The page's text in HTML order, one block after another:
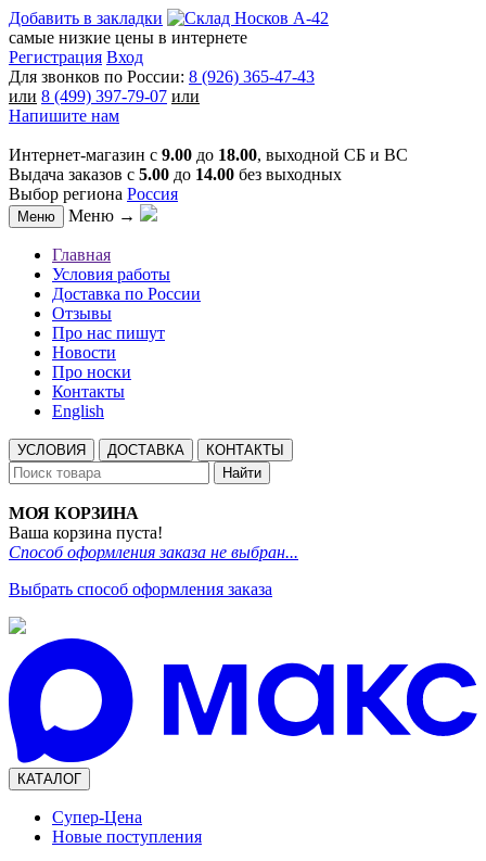
Добавить в закладки
самые низкие цены в интернете
Регистрация Вход
Для звонков по России: 8 (926) 365-47-43
или 8 (499) 397-79-07 или
Напишите нам
Интернет-магазин с 9.00 до 18.00, выходной СБ и ВС
Выдача заказов с 5.00 до 14.00 без выходных
Выбор региона Россия
Меню Меню →
Главная
Условия работы
Доставка по России
Отзывы
Про нас пишут
Новости
Про носки
Контакты
English
УСЛОВИЯ ДОСТАВКА
КОНТАКТЫ
Найти
МОЯ КОРЗИНА
Ваша корзина пуста!
Способ оформления заказа не выбран...
Выбрать способ оформления заказа
КАТАЛОГ
Супер-Цена
Новые поступления